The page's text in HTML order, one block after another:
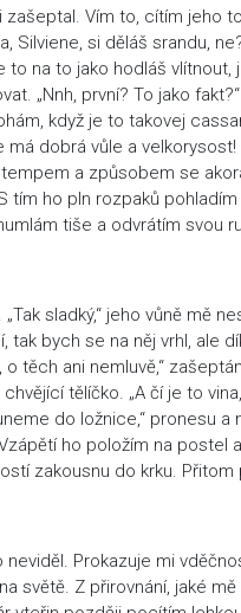
Vím to, cítím jeho
Silviene, si děláš srandu,
to na to jako hodláš
„Nnh, první? To jako
když je to takovej
dobrá vůle a velkorysost!
a způsobem se
tím ho pln rozpaků
tiše a odvrátím svou
„Tak sladký,“ jeho vůně mě
tak bych se na něj vrhl, ale
těch ani nemluvě,“
tělíčko. „A čí je to
do ložnice,“ pronesu
ho položím na postel
zakousnu do krku.
Prokazuje mi
světě. Z přirovnání, jaké